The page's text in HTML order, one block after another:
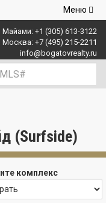
Открыть
Меню
Майами: +1 (305) 613-3122
Москва: +7 (495) 215-2211
info@bogatovrealty.ru
(Surfside)
комплекс